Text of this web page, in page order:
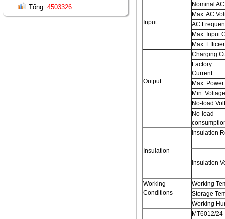
Tổng: 4503326
Input
Nominal
Max. AC
AC
Max. Input
Max.
Output
Charging
Factory
Current
Max. Power
Min. Voltage
No-load
No-
Insulation
Insulation
Insulation
Working
Conditions
Working
Storage
Working
MT6012/24